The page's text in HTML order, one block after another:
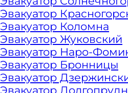
Эвакуатор
Эвакуатор Коломна
Эвакуатор Жуковский
Эвакуатор Наро-
Эвакуатор Бронницы
Эвакуатор
Эвакуатор